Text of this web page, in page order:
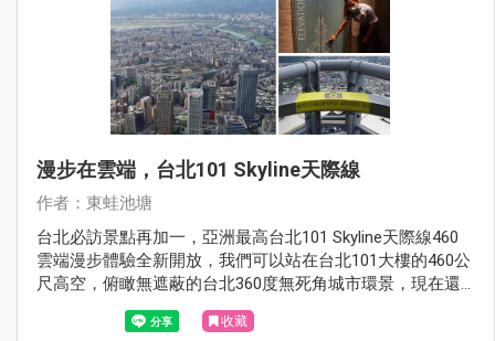
漫步在雲端，台北101 Skyline天際線
作者：東蛙池塘
台北必訪景點再加一，亞洲最高台北101 Skyline天際線460
雲端漫步體驗全新開放，我們可以站在台北101大樓的460公
尺高空，俯瞰無遮蔽的台北360度無死角城市環景，現在還
有推出台灣籍平日半價限定優惠雙人套票，包含快速通關門
票、專屬紀念照、101紀念品以及雲朵咖啡，光是專屬紀念
收藏